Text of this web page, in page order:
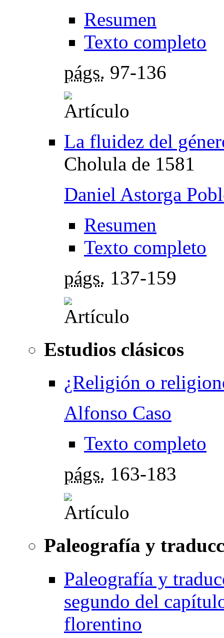
Resumen
Texto completo
págs. 97-136
La fluidez del
Cholula de 1581
Daniel Astorga
Resumen
Texto completo
págs. 137-159
Estudios clásicos
¿Religión o
Alfonso Caso
Texto completo
págs. 163-183
Paleografía y
Paleografía y
segundo del
florentino